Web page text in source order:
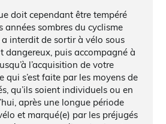
doit cependant être tempéré
années sombres du cyclisme
interdit de sortir à vélo sous
dangereux, puis accompagné à
l’acquisition de votre
qui s’est faite par les moyens de
qu’ils soient individuels ou en
après une longue période
et marqué(e) par les préjugés